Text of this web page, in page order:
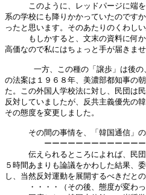
このように、レッドパージに端を
系の学校にも降りかかっていたのです
ったと思います。そのあたりのくわし
もしかすると、文末の資料に何か
高価なので私にはちょっと手が届きませ
一方、この種の「譲歩」は後の
の法案は１９６８年、美濃部都知事の
た。この外国人学校法に対し、民団は
反対していましたが、反共主義優先の
その態度を変更しました。
その間の事情を、「韓国通信」の
ーーーーーーーーーーーーーー
伝えられるところによれば、民団
５時間あまりも論議をかわした結果、
し、当然反対運動を展開するべきだと
・・・・（その後、態度が変わっ